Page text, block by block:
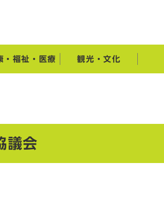
・福祉・医療 観光・文化
議会